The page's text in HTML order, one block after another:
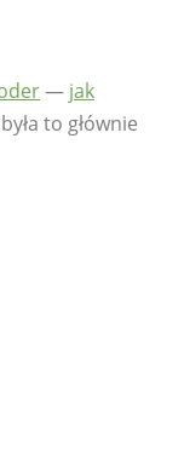
— jak
to głównie